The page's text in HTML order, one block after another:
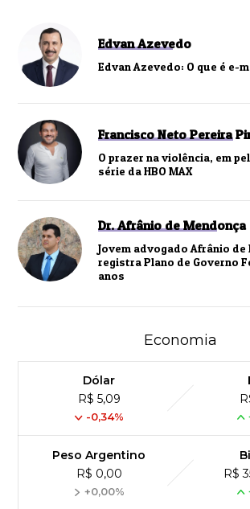
Edvan Azevedo
Edvan Azevedo: O que é e-
Francisco Neto Pereira
O prazer na violência, em
série da HBO MAX
Dr. Afrânio de Mendonça
Jovem advogado Afrânio de
registra Plano de Governo
anos
Economia
Dólar
R$ 5,09
-0,34%
Peso Argentino
R$ 0,00
+0,00%
R$